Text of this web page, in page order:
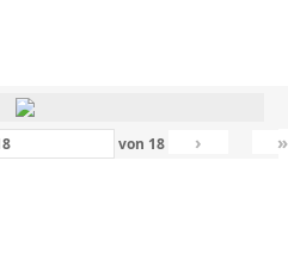
von 18 › »